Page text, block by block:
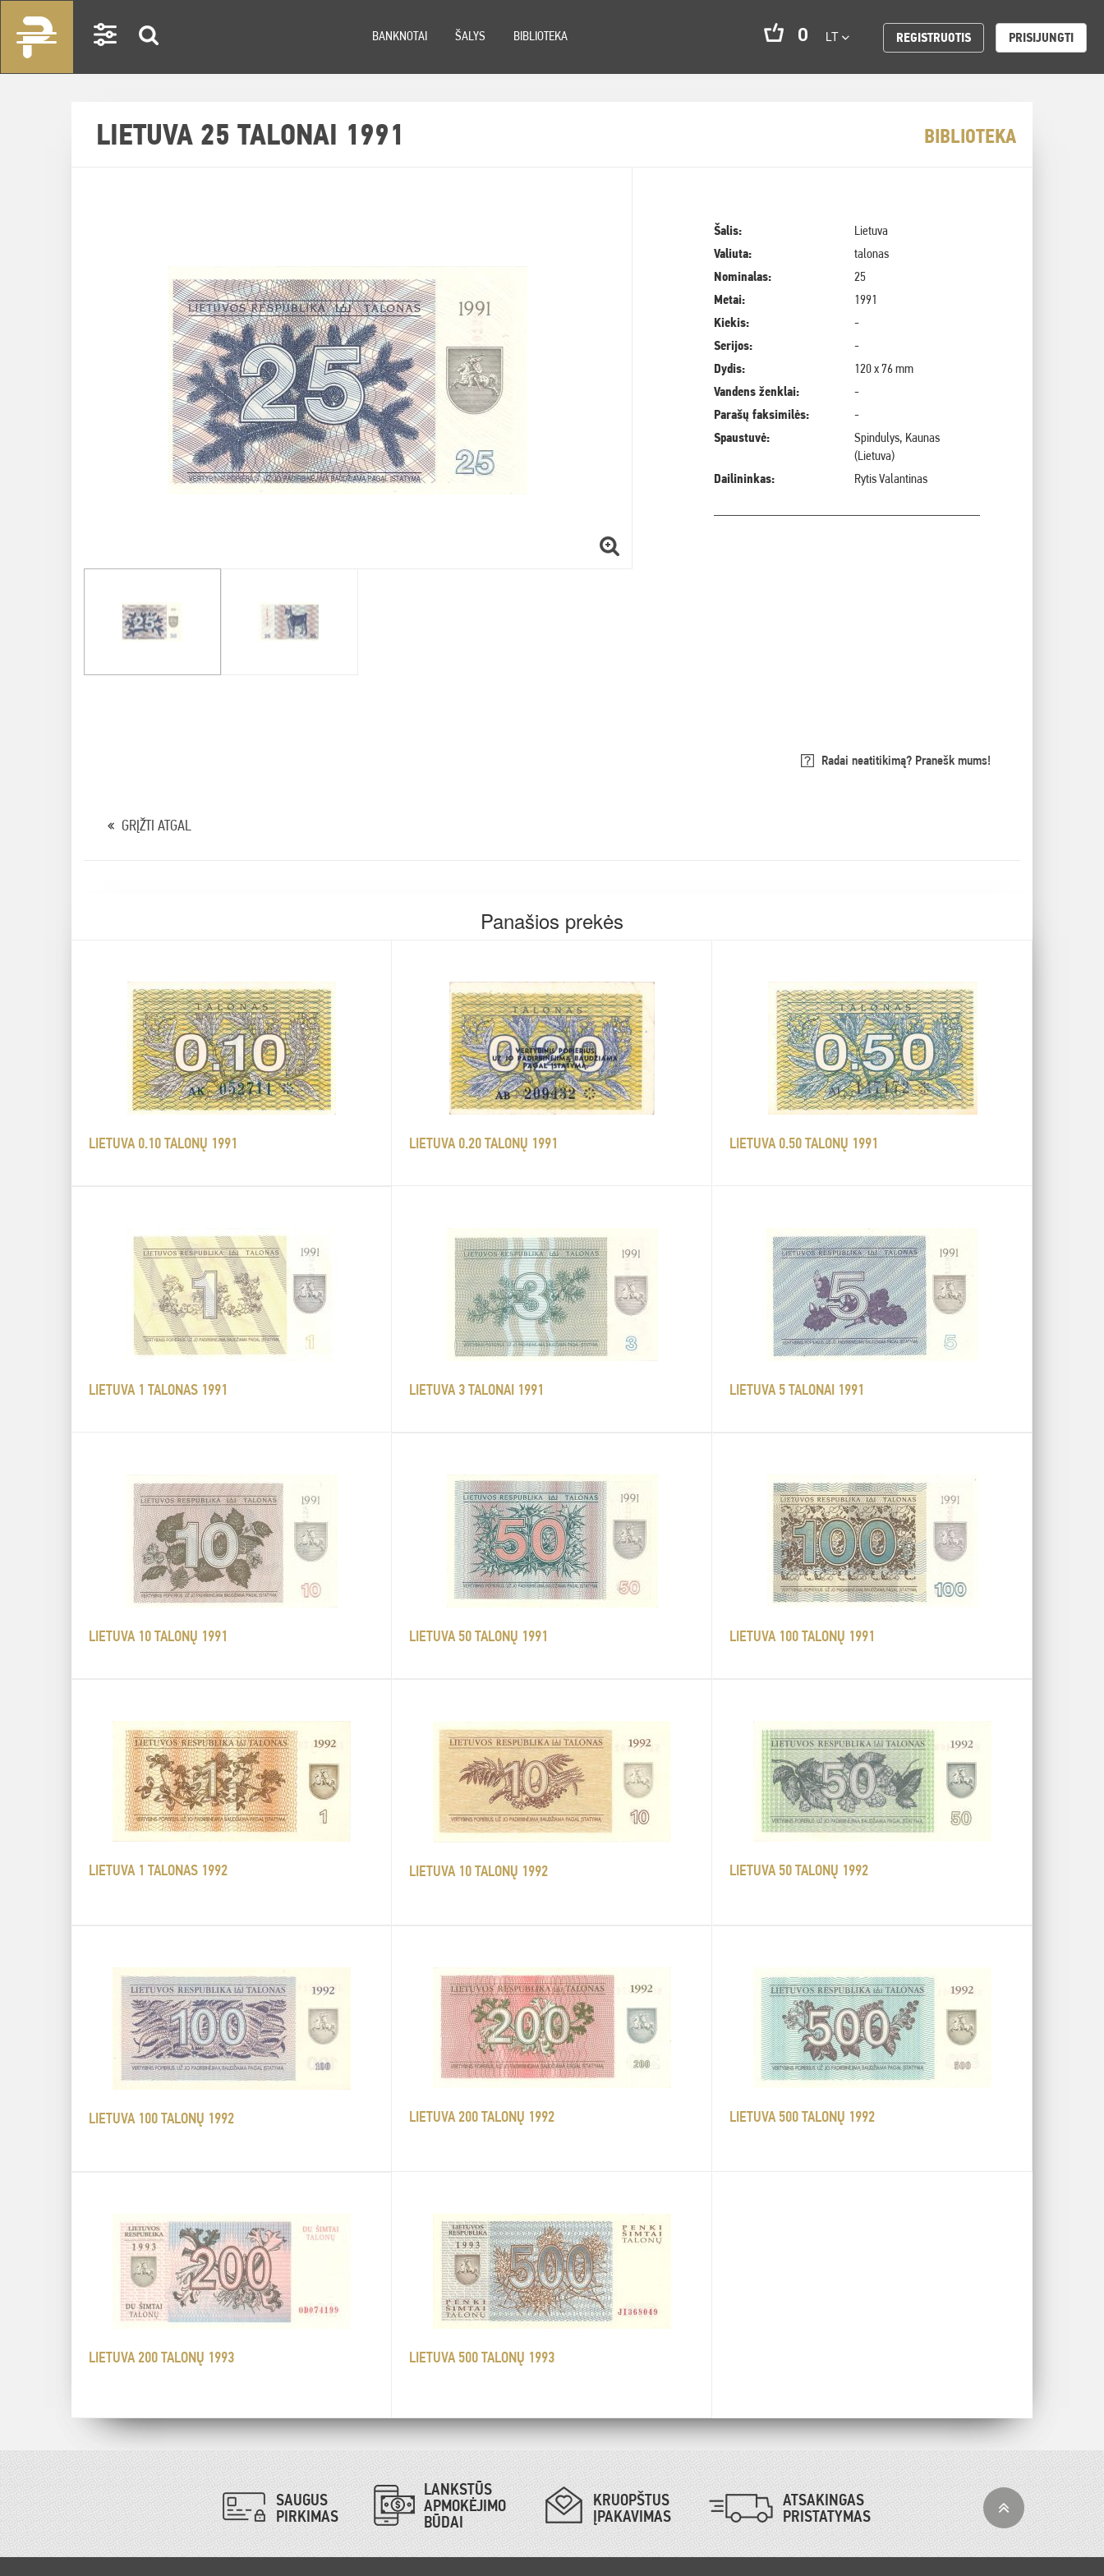
BANKNOTAI ŠALYS BIBLIOTEKA 0 LT REGISTRUOTIS PRISIJUNGTI
LIETUVA 25 TALONAI 1991 BIBLIOTEKA
Šalis:
Lietuva
Valiuta:
talonas
Nominalas:
25
Metai:
1991
Kiekis:
-
Serijos:
-
Dydis:
120 x 76 mm
Vandens ženklai:
-
Parašų faksimilės:
-
Spaustuvė:
Spindulys, Kaunas
(Lietuva)
Dailininkas:
Rytis Valantinas
Radai neatitikimą? Pranešk mums!
GRĮŽTI ATGAL
Panašios prekės
LIETUVA 0.10 TALONŲ 1991 LIETUVA 0.20 TALONŲ 1991 LIETUVA 0.50 TALONŲ 1991
LIETUVA 1 TALONAS 1991 LIETUVA 3 TALONAI 1991 LIETUVA 5 TALONAI 1991
LIETUVA 10 TALONŲ 1991 LIETUVA 50 TALONŲ 1991 LIETUVA 100 TALONŲ 1991
LIETUVA 1 TALONAS 1992 LIETUVA 10 TALONŲ 1992 LIETUVA 50 TALONŲ 1992
LIETUVA 100 TALONŲ 1992 LIETUVA 200 TALONŲ 1992 LIETUVA 500 TALONŲ 1992
LIETUVA 200 TALONŲ 1993 LIETUVA 500 TALONŲ 1993
SAUGUS
PIRKIMAS
LANKSTŪS
APMOKĖJIMO
BŪDAI
KRUOPŠTUS
ĮPAKAVIMAS
ATSAKINGAS
PRISTATYMAS